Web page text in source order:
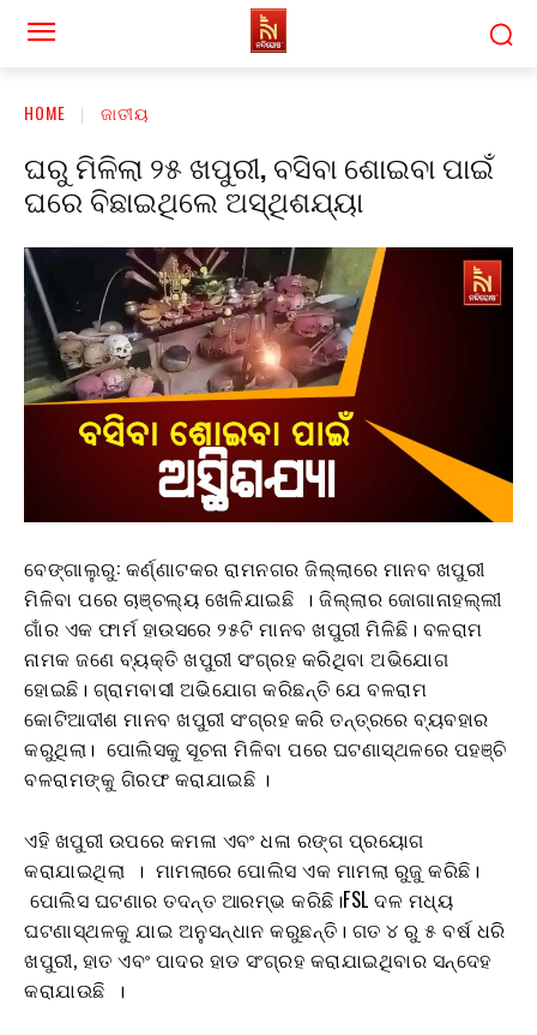
HOME ଜାତୀୟ
ଘରୁ ମିଳିଲା ୨୫ ଖପୁରୀ, ବସିବା ଶୋଇବା ପାଇଁ
ଘରେ ବିଛାଇଥିଲେ ଅସ୍ଥିଶଯ୍ୟା
ବେଙ୍ଗାଲୁରୁ: କର୍ଣ୍ଣାଟକର ରାମନଗର ଜିଲ୍ଲାରେ ମାନବ ଖପୁରୀ
ମିଳିବା ପରେ ଚାଞ୍ଚଲ୍ୟ ଖେଳିଯାଇଛି । ଜିଲ୍ଲାର ଜୋଗାନାହଲ୍ଲୀ
ଗାଁର ଏକ ଫାର୍ମ ହାଉସରେ ୨୫ଟି ମାନବ ଖପୁରୀ ମିଳିଛି। ବଳରାମ
ନାମକ ଜଣେ ବ୍ୟକ୍ତି ଖପୁରୀ ସଂଗ୍ରହ କରିଥିବା ଅଭିଯୋଗ
ହୋଇଛି। ଗ୍ରାମବାସୀ ଅଭିଯୋଗ କରିଛନ୍ତି ଯେ ବଳରାମ
କୋଟିଆଦୀଶ ମାନବ ଖପୁରୀ ସଂଗ୍ରହ କରି ତନ୍ତ୍ରରେ ବ୍ୟବହାର
କରୁଥିଲା। ପୋଲିସକୁ ସୂଚନା ମିଳିବା ପରେ ଘଟଣାସ୍ଥଳରେ ପହଞ୍ଚି
ବଳରାମଙ୍କୁ ଗିରଫ କରାଯାଇଛି ।
ଏହି ଖପୁରୀ ଉପରେ କମଳା ଏବଂ ଧଳା ରଙ୍ଗ ପ୍ରୟୋଗ
କରାଯାଇଥିଲା । ମାମଲାରେ ପୋଲିସ ଏକ ମାମଲା ରୁଜୁ କରିଛି।
ପୋଲିସ ଘଟଣାର ତଦନ୍ତ ଆରମ୍ଭ କରିଛି।FSL ଦଳ ମଧ୍ୟ
ଘଟଣାସ୍ଥଳକୁ ଯାଇ ଅନୁସନ୍ଧାନ କରୁଛନ୍ତି। ଗତ ୪ ରୁ ୫ ବର୍ଷ ଧରି
ଖପୁରୀ, ହାତ ଏବଂ ପାଦର ହାଡ ସଂଗ୍ରହ କରାଯାଇଥିବାର ସନ୍ଦେହ
କରାଯାଉଛି ।